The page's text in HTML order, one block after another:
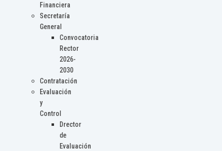
Financiera
Secretaría
General
Convocatoria
Rector
2026-
2030
Contratación
Evaluación
y
Control
Drector
de
Evaluación